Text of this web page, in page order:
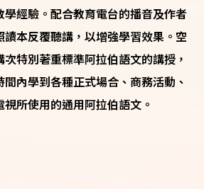
學經驗。配合教育電台的播音及作者
本反覆聽講，以增強學習效果。空
特別著重標準阿拉伯語文的講授，
內學到各種正式場合、商務活動、
所使用的通用阿拉伯語文。